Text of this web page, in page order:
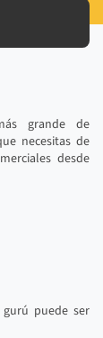
grande de
necesitas de
desde
puede ser